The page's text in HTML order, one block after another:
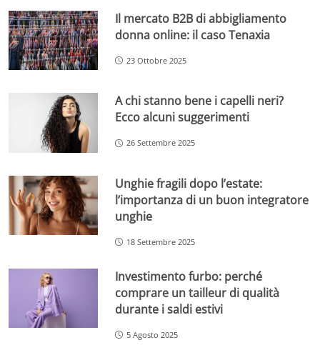
Il mercato B2B di abbigliamento
donna online: il caso Tenaxia
23 Ottobre 2025
A chi stanno bene i capelli neri?
Ecco alcuni suggerimenti
26 Settembre 2025
Unghie fragili dopo l’estate:
l’importanza di un buon integratore
unghie
18 Settembre 2025
Investimento furbo: perché
comprare un tailleur di qualità
durante i saldi estivi
5 Agosto 2025